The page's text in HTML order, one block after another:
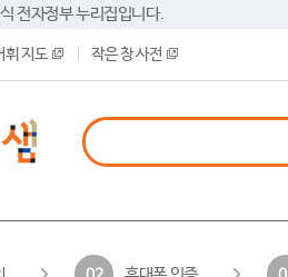
전자정부 누리집입니다.
휘 지도 작은 창 사전